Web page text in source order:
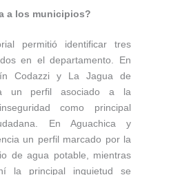
a los municipios?
permitió identificar tres
en el departamento. En
Codazzi y La Jagua de
un perfil asociado a la
como principal
En Aguachica y
un perfil marcado por la
de agua potable, mientras
la principal inquietud se